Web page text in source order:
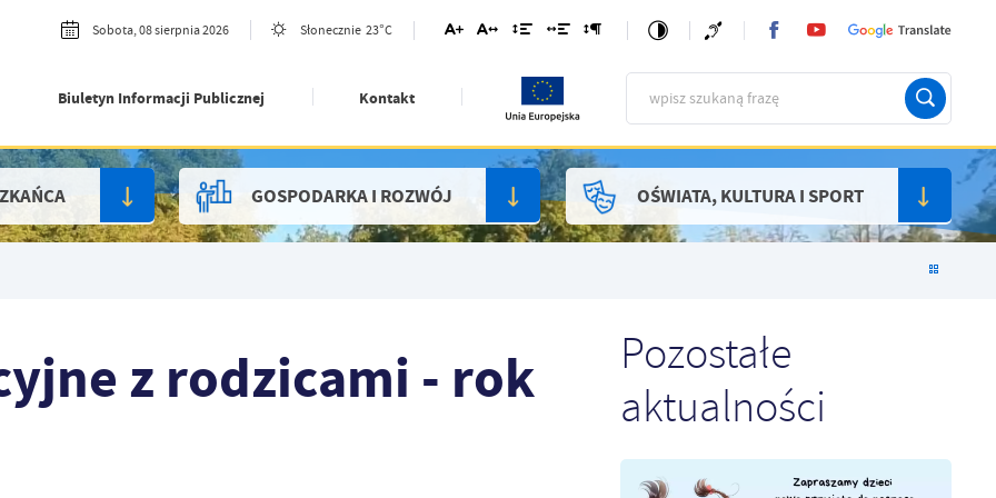
Sobota, 08 sierpnia 2026 Słonecznie 23°C
Biuletyn Informacji Publicznej Kontakt
GOSPODARKA I ROZWÓJ OŚWIATA, KULTURA I SPORT
z rodzicami - rok
Pozostałe
aktualności